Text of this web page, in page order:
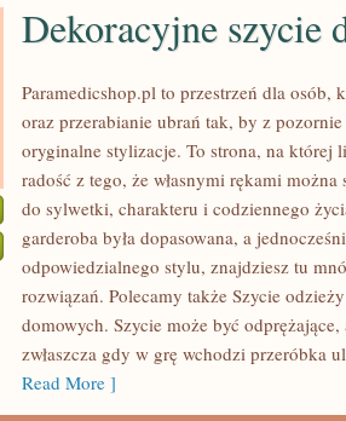
DEKORACYJNE
SZYCIE
DOMU
Dekoracyjne szycie
Paramedicshop.pl to przestrzeń dla osób,
oraz przerabianie ubrań tak, by z
oryginalne stylizacje. To strona, na której
radość z tego, że własnymi rękami
do sylwetki, charakteru i codziennego
garderoba była dopasowana, a
odpowiedzialnego stylu, znajdziesz tu
rozwiązań. Polecamy także Szycie
domowych. Szycie może być
zwłaszcza gdy w grę wchodzi przeróbka
Read More ]